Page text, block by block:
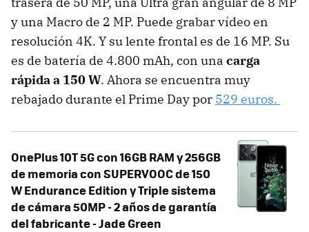
y una Macro de 2 MP. Puede grabar vídeo en
resolución 4K. Y su lente frontal es de 16 MP. Su
es de batería de 4.800 mAh, con una carga
rápida a 150 W. Ahora se encuentra muy
rebajado durante el Prime Day por 529 euros.
OnePlus 10T 5G con 16GB RAM y 256GB
de memoria con SUPERVOOC de 150
W Endurance Edition y Triple sistema
de cámara 50MP - 2 años de garantía
del fabricante - Jade Green